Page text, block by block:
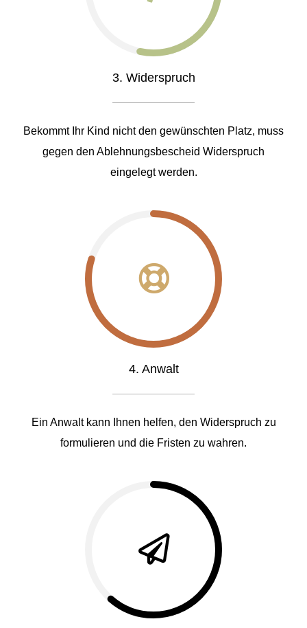
3. Widerspruch
Bekommt Ihr Kind nicht den gewünschten Platz, muss
gegen den Ablehnungsbescheid Widerspruch
eingelegt werden.
4. Anwalt
Ein Anwalt kann Ihnen helfen, den Widerspruch zu
formulieren und die Fristen zu wahren.